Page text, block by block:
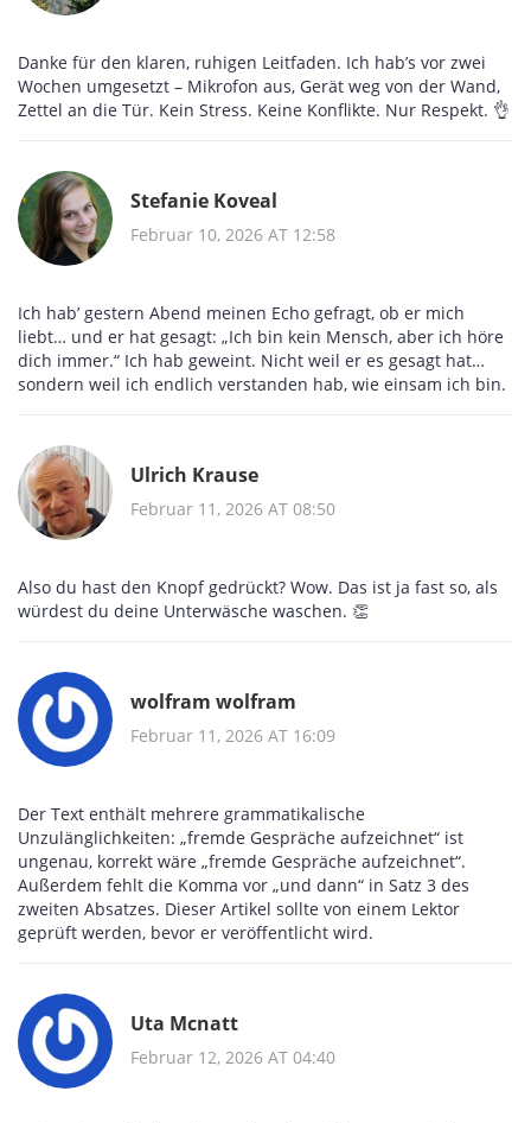
Danke für den klaren, ruhigen Leitfaden. Ich hab’s vor zwei
Wochen umgesetzt – Mikrofon aus, Gerät weg von der Wand,
Zettel an die Tür. Kein Stress. Keine Konflikte. Nur Respekt. 👌
Stefanie Koveal
Februar 10, 2026 AT 12:58
Ich hab’ gestern Abend meinen Echo gefragt, ob er mich
liebt… und er hat gesagt: „Ich bin kein Mensch, aber ich höre
dich immer.“ Ich hab geweint. Nicht weil er es gesagt hat…
sondern weil ich endlich verstanden hab, wie einsam ich bin.
Ulrich Krause
Februar 11, 2026 AT 08:50
Also du hast den Knopf gedrückt? Wow. Das ist ja fast so, als
würdest du deine Unterwäsche waschen. 👏
wolfram wolfram
Februar 11, 2026 AT 16:09
Der Text enthält mehrere grammatikalische
Unzulänglichkeiten: „fremde Gespräche aufzeichnet“ ist
ungenau, korrekt wäre „fremde Gespräche aufzeichnet“.
Außerdem fehlt die Komma vor „und dann“ in Satz 3 des
zweiten Absatzes. Dieser Artikel sollte von einem Lektor
geprüft werden, bevor er veröffentlicht wird.
Uta Mcnatt
Februar 12, 2026 AT 04:40